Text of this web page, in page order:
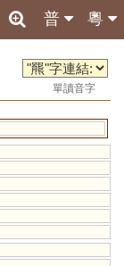
粵
普
單讀音字